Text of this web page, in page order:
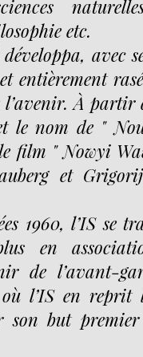
etc.
avec
entièrement
l’avenir. À
le nom de "
film " Nowyi
et
1960, l’IS se
en
de l’avant-
l’IS en reprit
son but